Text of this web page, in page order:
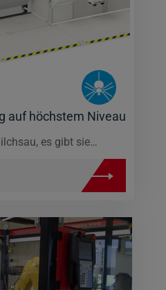
auf höchstem Niveau
es gibt sie…